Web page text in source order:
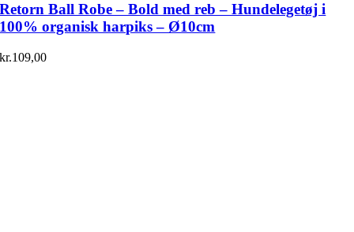
Retorn Ball Robe – Bold med reb – Hundelegetøj i
100% organisk harpiks – Ø10cm
kr.109,00